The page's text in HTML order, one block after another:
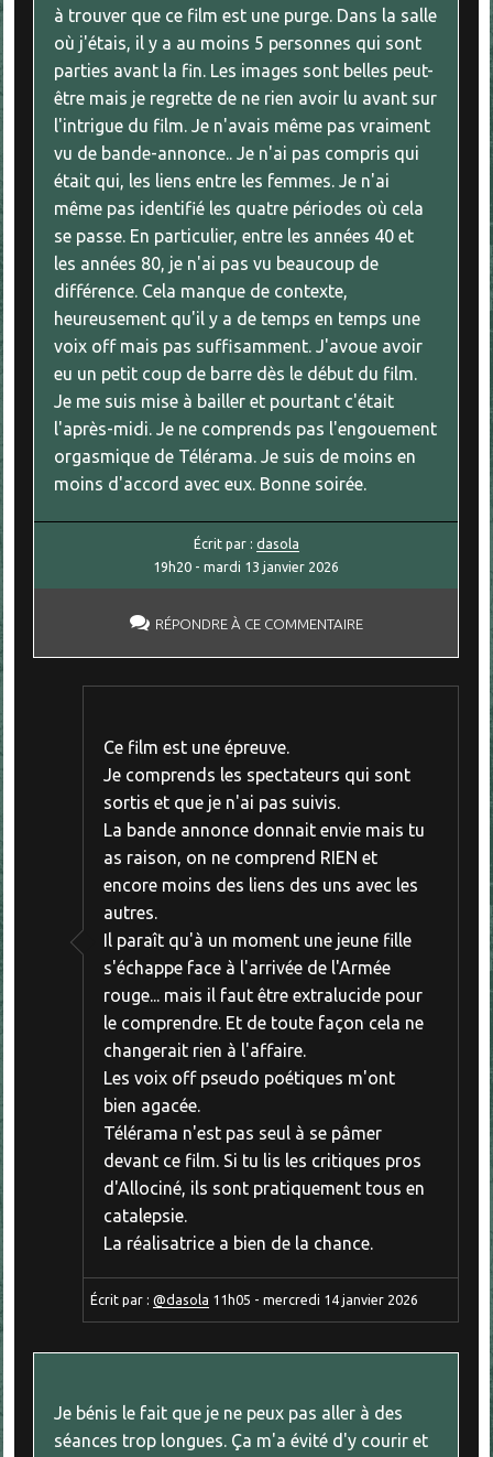
à trouver que ce film est une purge. Dans la salle
où j'étais, il y a au moins 5 personnes qui sont
parties avant la fin. Les images sont belles peut-
être mais je regrette de ne rien avoir lu avant sur
l'intrigue du film. Je n'avais même pas vraiment
vu de bande-annonce.. Je n'ai pas compris qui
était qui, les liens entre les femmes. Je n'ai
même pas identifié les quatre périodes où cela
se passe. En particulier, entre les années 40 et
les années 80, je n'ai pas vu beaucoup de
différence. Cela manque de contexte,
heureusement qu'il y a de temps en temps une
voix off mais pas suffisamment. J'avoue avoir
eu un petit coup de barre dès le début du film.
Je me suis mise à bailler et pourtant c'était
l'après-midi. Je ne comprends pas l'engouement
orgasmique de Télérama. Je suis de moins en
moins d'accord avec eux. Bonne soirée.
Écrit par : dasola
19h20 -mardi 13 janvier 2026
RÉPONDRE À CE COMMENTAIRE
Ce film est une épreuve.
Je comprends les spectateurs qui sont
sortis et que je n'ai pas suivis.
La bande annonce donnait envie mais tu
as raison, on ne comprend RIEN et
encore moins des liens des uns avec les
autres.
Il paraît qu'à un moment une jeune fille
s'échappe face à l'arrivée de l'Armée
rouge... mais il faut être extralucide pour
le comprendre. Et de toute façon cela ne
changerait rien à l'affaire.
Les voix off pseudo poétiques m'ont
bien agacée.
Télérama n'est pas seul à se pâmer
devant ce film. Si tu lis les critiques pros
d'Allociné, ils sont pratiquement tous en
catalepsie.
La réalisatrice a bien de la chance.
Écrit par : @dasola 11h05 - mercredi 14 janvier 2026
Je bénis le fait que je ne peux pas aller à des
séances trop longues. Ça m'a évité d'y courir et